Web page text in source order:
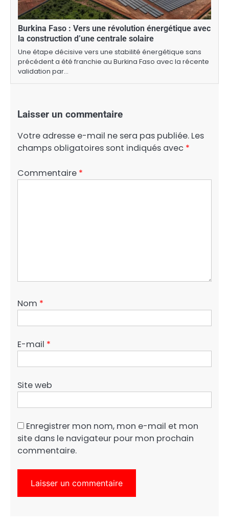
Burkina Faso : Vers une révolution énergétique avec
la construction d’une centrale solaire
Une étape décisive vers une stabilité énergétique sans
précédent a été franchie au Burkina Faso avec la récente
validation par…
Laisser un commentaire
Votre adresse e-mail ne sera pas publiée. Les
champs obligatoires sont indiqués avec *
Commentaire *
Nom *
E-mail *
Site web
Enregistrer mon nom, mon e-mail et mon
site dans le navigateur pour mon prochain
commentaire.